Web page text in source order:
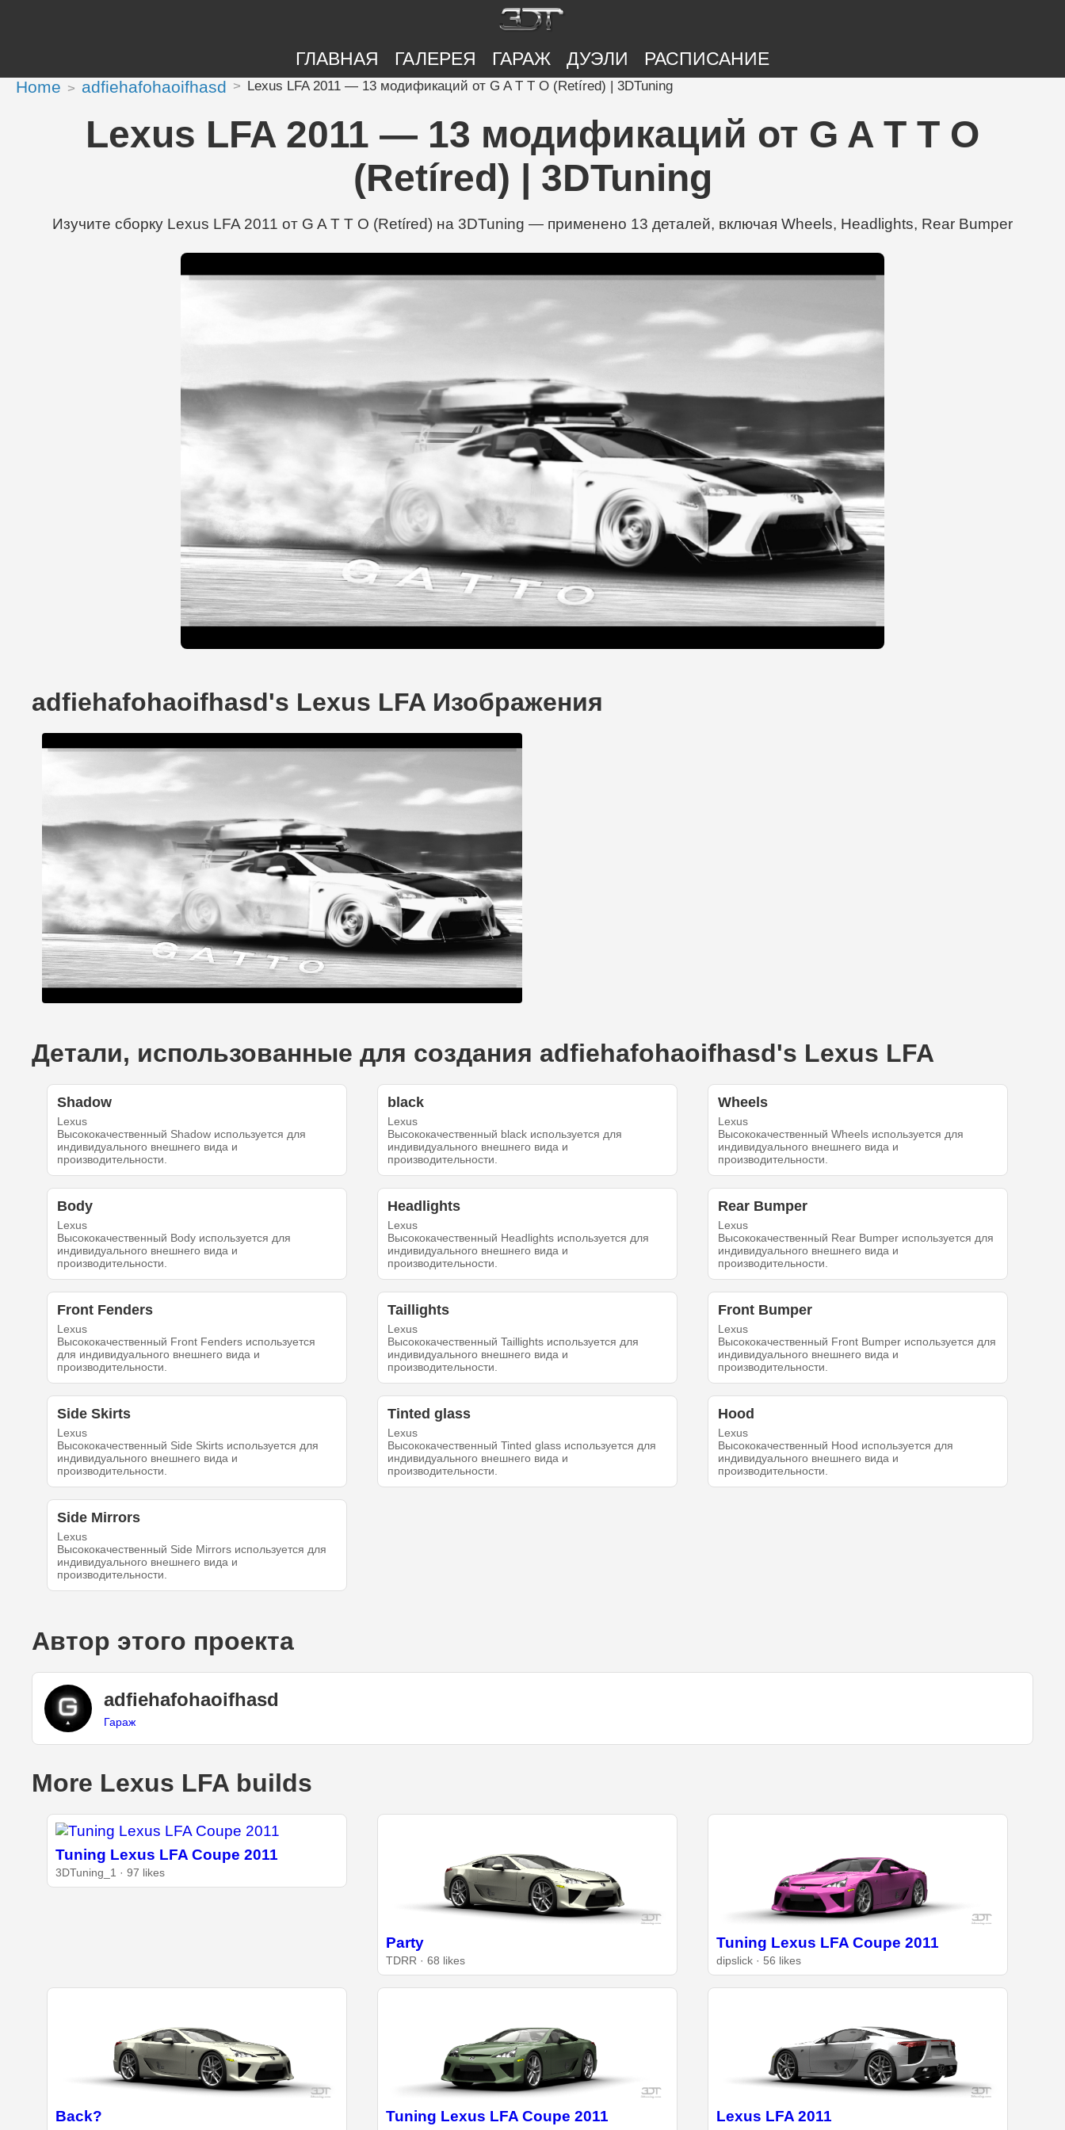
ГЛАВНАЯ ГАЛЕРЕЯ ГАРАЖ ДУЭЛИ РАСПИСАНИЕ
Home adfiehafohaoifhasd Lexus LFA 2011 — 13 модификаций от G A T T O (Retíred) | 3DTuning
Lexus LFA 2011 — 13 модификаций от G A T T O
(Retíred) | 3DTuning
Изучите сборку Lexus LFA 2011 от G A T T O (Retíred) на 3DTuning — применено 13 деталей, включая Wheels, Headlights, Rear Bumper
adfiehafohaoifhasd's Lexus LFA Изображения
Детали, использованные для создания adfiehafohaoifhasd's Lexus LFA
Shadow
Lexus
Высококачественный Shadow используется для
индивидуального внешнего вида и
производительности.
black
Lexus
Высококачественный black используется для
индивидуального внешнего вида и
производительности.
Wheels
Lexus
Высококачественный Wheels используется для
индивидуального внешнего вида и
производительности.
Body
Lexus
Высококачественный Body используется для
индивидуального внешнего вида и
производительности.
Headlights
Lexus
Высококачественный Headlights используется для
индивидуального внешнего вида и
производительности.
Rear Bumper
Lexus
Высококачественный Rear Bumper используется для
индивидуального внешнего вида и
производительности.
Front Fenders
Lexus
Высококачественный Front Fenders используется
для индивидуального внешнего вида и
производительности.
Taillights
Lexus
Высококачественный Taillights используется для
индивидуального внешнего вида и
производительности.
Front Bumper
Lexus
Высококачественный Front Bumper используется для
индивидуального внешнего вида и
производительности.
Side Skirts
Lexus
Высококачественный Side Skirts используется для
индивидуального внешнего вида и
производительности.
Tinted glass
Lexus
Высококачественный Tinted glass используется для
индивидуального внешнего вида и
производительности.
Hood
Lexus
Высококачественный Hood используется для
индивидуального внешнего вида и
производительности.
Side Mirrors
Lexus
Высококачественный Side Mirrors используется для
индивидуального внешнего вида и
производительности.
Автор этого проекта
adfiehafohaoifhasd
Гараж
More Lexus LFA builds
Tuning Lexus LFA Coupe 2011
3DTuning_1 · 97 likes
Party
TDRR · 68 likes
Tuning Lexus LFA Coupe 2011
dipslick · 56 likes
Back? Tuning Lexus LFA Coupe 2011 Lexus LFA 2011